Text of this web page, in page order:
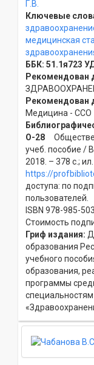
Г.В.
Ключевые
медицинская
ББК: 51.1я723
Рекомендован
Рекомендован
Медицина - ССO
О-28
учеб. пособие /
2018. – 378 с.;
https://
доступа: по
пользователей.
ISBN 978-985-
Стоимость
Гриф издания:
образования
учебного
образования,
программы